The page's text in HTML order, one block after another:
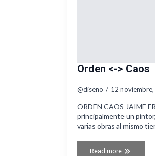
Orden <-> Caos
@diseno 12
ORDEN CAOS
principalmente un
varias obras al mismo
Read more